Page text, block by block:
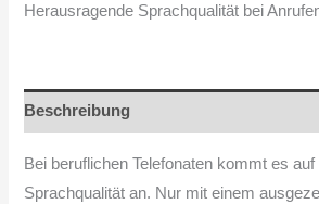
Herausragende Sprachqualität bei
Beschreibung
Bei beruflichen Telefonaten kommt es
Sprachqualität an. Nur mit einem